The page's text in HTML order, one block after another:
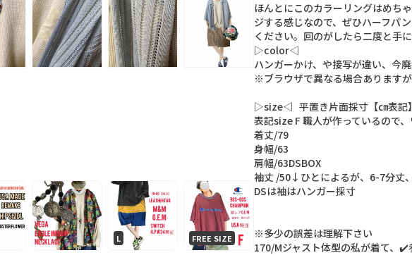
L FREE SIZE
ほんとにこのカラー リ ングはめちゃ
ジする感じなので、 ぜひハーフパン
く ださい。 回のがしたら二度と手に
▷color◁
ハンガーかけ、 や接写が違い、 今廃
※ブラウザで異なる場合あり ますが
▷size◁ 平置き片面採寸 【㎝表記】
表記size F職人が作っているので、
着丈/79
身幅/63
肩幅/63DSBOX
袖丈 /50↓ ひとによるが、 6-7分丈、
DSは袖はハンガー採寸
※多少の誤差は理解下さい
170/Mジャス ト体型の私が着て、 ✔